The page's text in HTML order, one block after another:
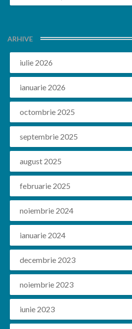
ARHIVE
iulie 2026
ianuarie 2026
octombrie 2025
septembrie 2025
august 2025
februarie 2025
noiembrie 2024
ianuarie 2024
decembrie 2023
noiembrie 2023
iunie 2023